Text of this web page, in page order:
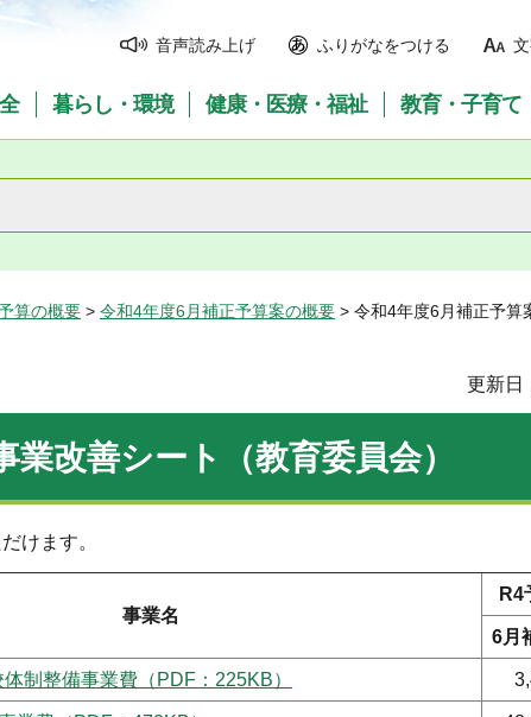
音声読み上げ ふりがなをつける
暮らし・環境 健康・医療・福祉 教育・子育て
算の概要 > 令和4年度6月補正予算案の概要 > 令和4年度6月補正予算
更新日
改善シート（教育委員会）
けます。
事業名
R4
6月
制整備事業費（PDF：225KB）